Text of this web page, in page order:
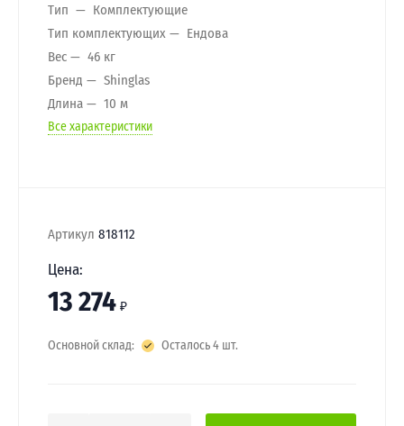
Тип
Комплектующие
Тип комплектующих
Ендова
Вес
46 кг
Бренд
Shinglas
Длина
10 м
Все характеристики
Артикул 818112
Цена:
13 274 ₽
Основной склад: Осталось 4 шт.